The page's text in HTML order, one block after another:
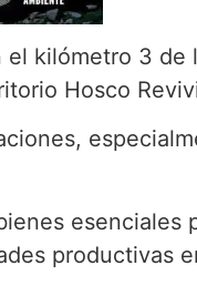
kilómetro 3 de
Hosco
esenciales
productivas